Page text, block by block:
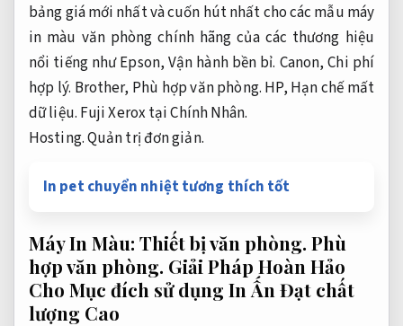
bảng giá mới nhất và cuốn hút nhất cho các mẫu máy
in màu văn phòng chính hãng của các thương hiệu
nổi tiếng như Epson,Vận hành bền bỉ. Canon,Chi phí
hợp lý. Brother, Phù hợp văn phòng. HP, Hạn chế mất
dữ liệu. Fuji Xerox tại Chính Nhân.
Hosting.Quản trị đơn giản.
In pet chuyển nhiệt tương thích tốt
Máy In Màu: Thiết bị văn phòng. Phù
hợp văn phòng. Giải Pháp Hoàn Hảo
Cho Mục đích sử dụng In Ấn Đạt chất
lượng Cao